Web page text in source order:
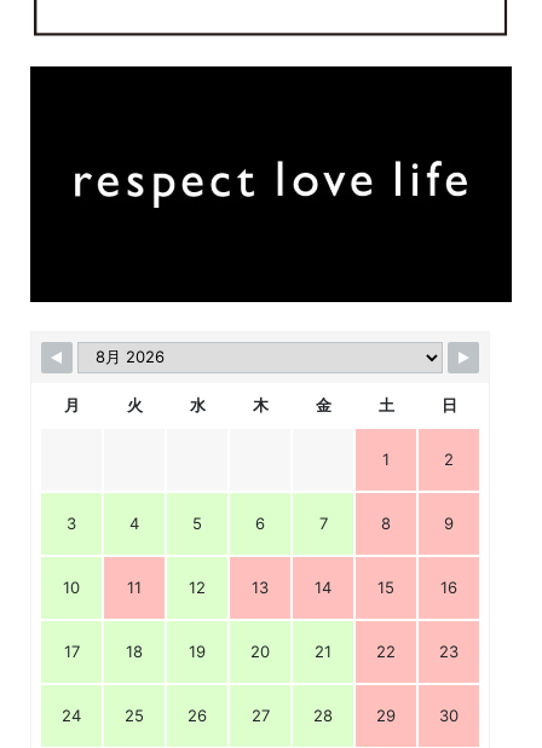
月 火 水 木 金 土 日
1 2
3 4 5 6 7 8 9
10 11 12 13 14 15 16
17 18 19 20 21 22 23
24 25 26 27 28 29 30